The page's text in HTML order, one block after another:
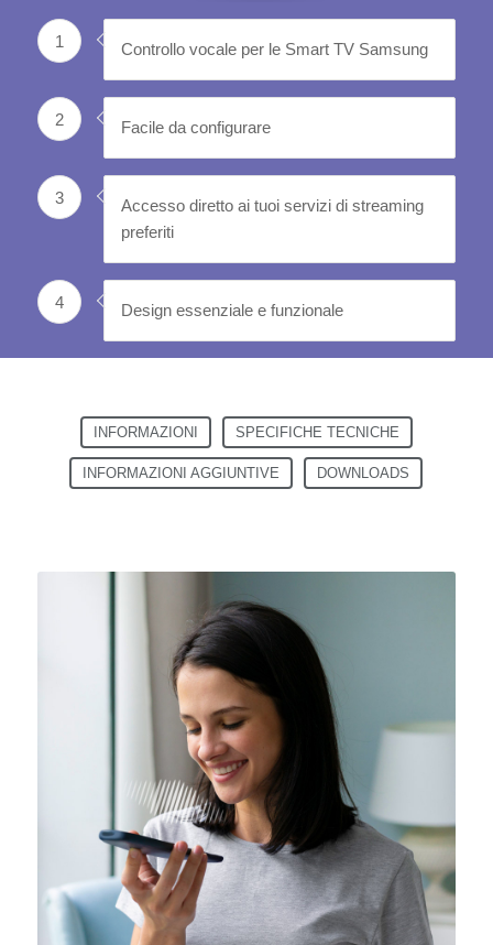
1 Controllo vocale per le Smart TV Samsung
2 Facile da configurare
3
Accesso diretto ai tuoi servizi di streaming
preferiti
4 Design essenziale e funzionale
INFORMAZIONI SPECIFICHE TECNICHE
INFORMAZIONI AGGIUNTIVE DOWNLOADS